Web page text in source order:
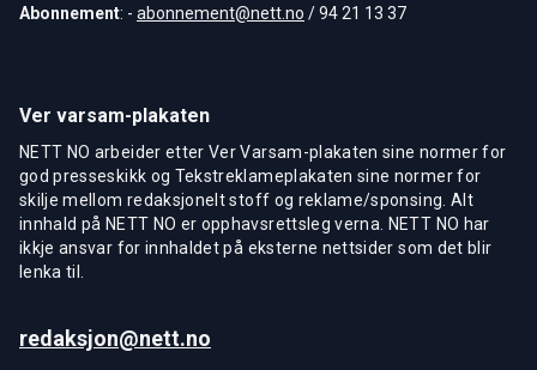
Abonnement: - abonnement@nett.no / 94 21 13 37
Ver varsam-plakaten
NETT NO arbeider etter Ver Varsam-plakaten sine normer for
god presseskikk og Tekstreklameplakaten sine normer for
skilje mellom redaksjonelt stoff og reklame/sponsing. Alt
innhald på NETT NO er opphavsrettsleg verna. NETT NO har
ikkje ansvar for innhaldet på eksterne nettsider som det blir
lenka til.
redaksjon@nett.no